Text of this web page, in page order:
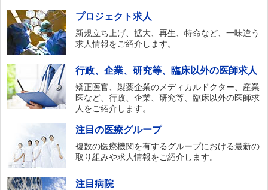
プロジェクト求人
新規立ち上げ、拡大、再生、特命など、一味違う
求人情報をご紹介します。
行政、企業、研究等、臨床以外の医師求人
矯正医官、製薬企業のメディカルドクター、産業
医など、行政、企業、研究等、臨床以外の医師求
人をご紹介します。
注目の医療グループ
複数の医療機関を有するグループにおける最新の
取り組みや求人情報をご紹介します。
注目病院